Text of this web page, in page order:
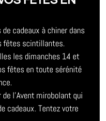
cadeaux à chiner dans
fêtes scintillantes.
les dimanches 14 et
fêtes en toute sérénité
l’Avent mirobolant qui
cadeaux. Tentez votre